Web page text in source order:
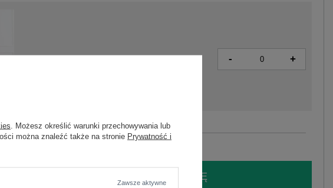
- +
Zobacz wszystkie kolory (+1)
ZALOGUJ SIĘ I ZOBACZ CENĘ
. Możesz określić warunki przechowywania lub
można znaleźć także na stronie Prywatność i
Zawsze aktywne